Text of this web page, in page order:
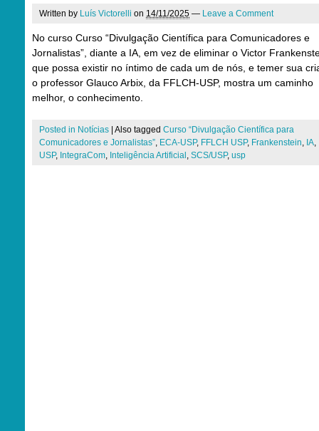
Written by Luís Victorelli on 14/11/2025 — Leave a Comment
No curso Curso “Divulgação Científica para Comunicadores e
Jornalistas”, diante a IA, em vez de eliminar o Victor
que possa existir no íntimo de cada um de nós, e temer sua
o professor Glauco Arbix, da FFLCH-USP, mostra um caminho
melhor, o conhecimento.
Posted in Notícias Also tagged Curso “Divulgação Científica para
Comunicadores e Jornalistas”, ECA-USP, FFLCH USP, Frankenstein, IA,
USP, IntegraCom, Inteligência Artificial , SCS/USP, usp